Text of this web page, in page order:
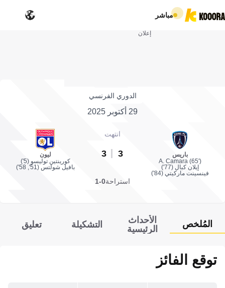
مباشر
إعلان
الدوري الفرنسي
29 أكتوبر 2025
باريس
A. Camara (65')
إيلان كبال (77')
فينسينت ماركيتي (84')
انتهت
3
3
ليون
كورينتين توليسو (5')
بافيل شولتس (51', 58')
استراحة0-1
المُلخص
الأحداث
الرئيسية
التشكيلة تعليق
توقع الفائز